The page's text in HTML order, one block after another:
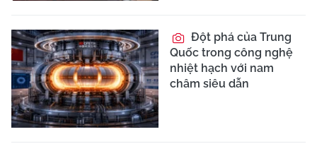
Đột phá của Trung
Quốc trong công nghệ
nhiệt hạch với nam
châm siêu dẫn